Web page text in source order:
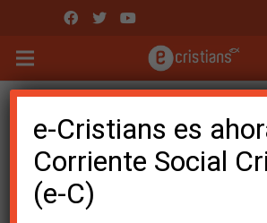
e-Cristians es
Corriente Social
(e-C)